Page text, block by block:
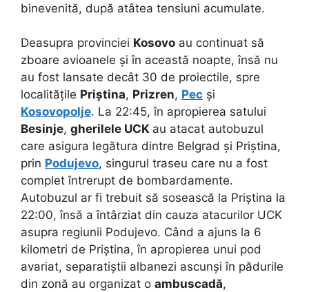
binevenită, după atâtea tensiuni acumulate.
Deasupra provinciei Kosovo au continuat să
zboare avioanele și în această noapte, însă nu
au fost lansate decât 30 de proiectile, spre
localitățile Priștina, Prizren, Pec și
Kosovopolje. La 22:45, în apropierea satului
Besinje, gherilele UCK au atacat autobuzul
care asigura legătura dintre Belgrad și Priștina,
prin Podujevo, singurul traseu care nu a fost
complet întrerupt de bombardamente.
Autobuzul ar fi trebuit să sosească la Priștina la
22:00, însă a întârziat din cauza atacurilor UCK
asupra regiunii Podujevo. Când a ajuns la 6
kilometri de Priștina, în apropierea unui pod
avariat, separatiștii albanezi ascunși în pădurile
din zonă au organizat o ambuscadă,